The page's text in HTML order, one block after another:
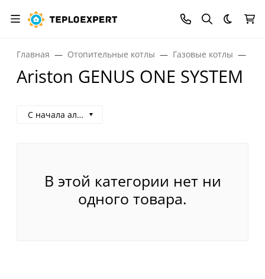
Темная
Главная Отопительные котлы Газовые котлы
Ariston GENUS ONE SYSTEM
С начала алфавита
В этой категории нет ни
одного товара.